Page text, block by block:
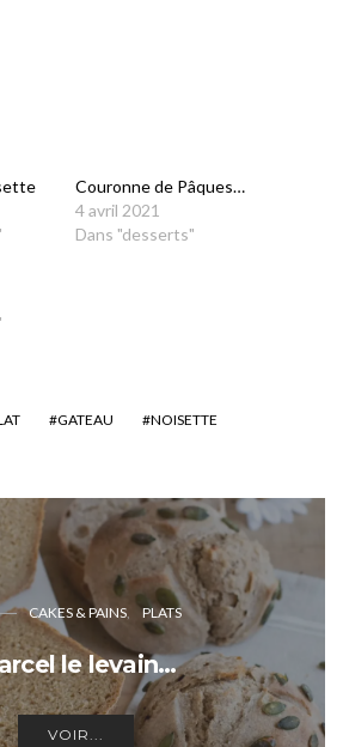
Couronne de Pâques…
4 avril 2021
Dans "desserts"
GATEAU NOISETTE
CAKES & PAINS PLATS
le levain…
VOIR...